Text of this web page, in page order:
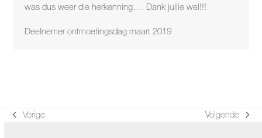
was dus weer die herkenning…. Dank jullie wel!!!
Deelnemer ontmoetingsdag maart 2019
previous
Vorige
next
Volgende